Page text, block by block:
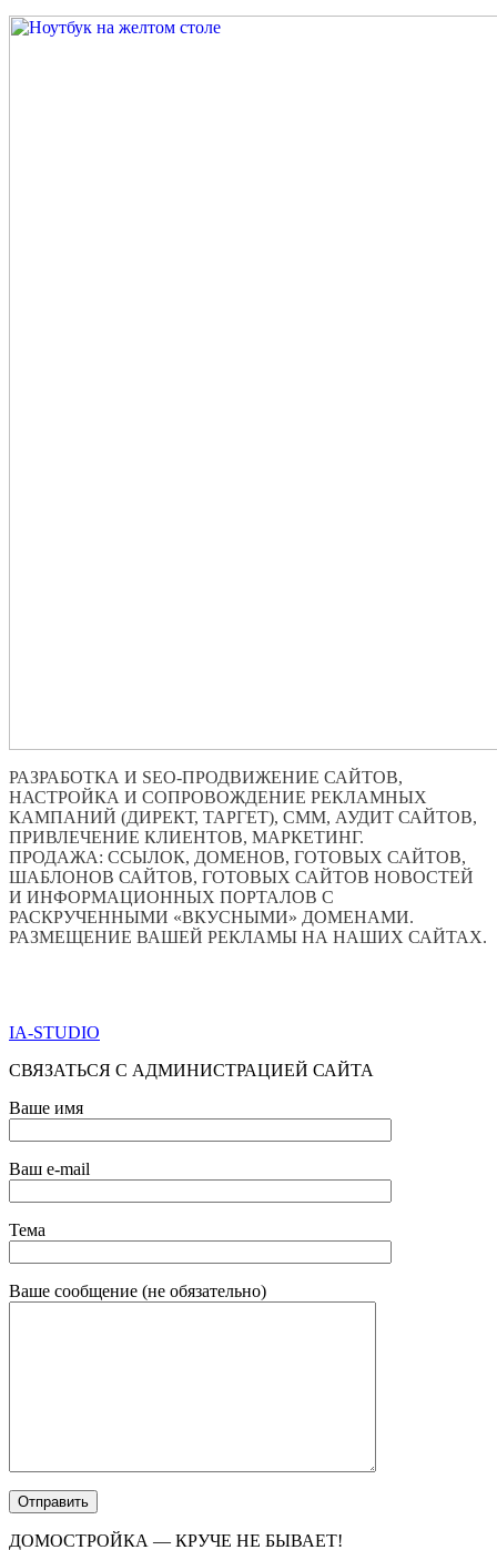
РАЗРАБОТКА И SEO-ПРОДВИЖЕНИЕ САЙТОВ,
НАСТРОЙКА И СОПРОВОЖДЕНИЕ РЕКЛАМНЫХ
КАМПАНИЙ (ДИРЕКТ, ТАРГЕТ), СММ, АУДИТ САЙТОВ,
ПРИВЛЕЧЕНИЕ КЛИЕНТОВ, МАРКЕТИНГ.
ПРОДАЖА: ССЫЛОК, ДОМЕНОВ, ГОТОВЫХ САЙТОВ,
ШАБЛОНОВ САЙТОВ, ГОТОВЫХ САЙТОВ НОВОСТЕЙ
И ИНФОРМАЦИОННЫХ ПОРТАЛОВ С
РАСКРУЧЕННЫМИ «ВКУСНЫМИ» ДОМЕНАМИ.
РАЗМЕЩЕНИЕ ВАШЕЙ РЕКЛАМЫ НА НАШИХ САЙТАХ.
IA-STUDIO
СВЯЗАТЬСЯ С АДМИНИСТРАЦИЕЙ САЙТА
Ваше имя
Ваш e-mail
Тема
Ваше сообщение (не обязательно)
ДОМОСТРОЙКА — КРУЧЕ НЕ БЫВАЕТ!